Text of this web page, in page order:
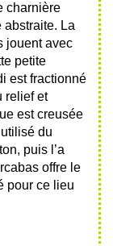
charnière
abstraite. La
jouent avec
petite
est fractionné
relief et
est creusée
du
puis l’a
offre le
pour ce lieu